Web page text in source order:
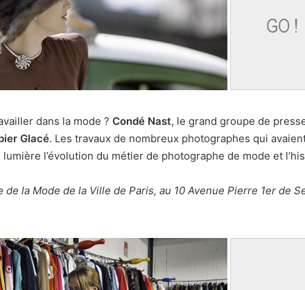
dans la mode ? Condé Nast, le grand groupe de
Glacé. Les travaux de nombreux photographes qui
l’évolution du métier de photographe de mode et
de la Mode de la Ville de Paris, au 10 Avenue Pierre 1er de